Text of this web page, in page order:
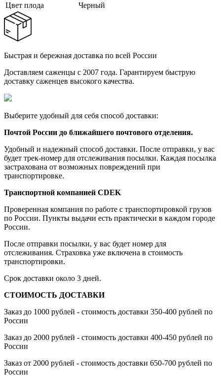
Цвет плода
Черный
Быстрая и бережная доставка по всей России
Доставляем саженцы с 2007 года. Гарантируем быструю
доставку саженцев высокого качества.
Выберите удобный для себя способ доставки:
Почтой России до ближайшего почтового отделения.
Удобный и надежный способ доставки. После отправки, у вас
будет трек-номер для отслеживания посылки. Каждая посылка
застрахована от возможных повреждений при
транспортировке.
Транспортной компанией CDEK
Проверенная компания по работе с транспортировкой грузов
по России. Пункты выдачи есть практически в каждом городе
России.
После отправки посылки, у вас будет номер для
отслеживания. Страховка уже включена в стоимость
транспортировки.
Срок доставки около 3 дней.
СТОИМОСТЬ ДОСТАВКИ
Заказ до 1000 рублей - стоимость доставки 350-400 рублей по
России
Заказ до 2000 рублей - стоимость доставки 400-450 рублей по
России
Заказ от 2000 рублей - стоимость доставки 650-700 рублей по
России